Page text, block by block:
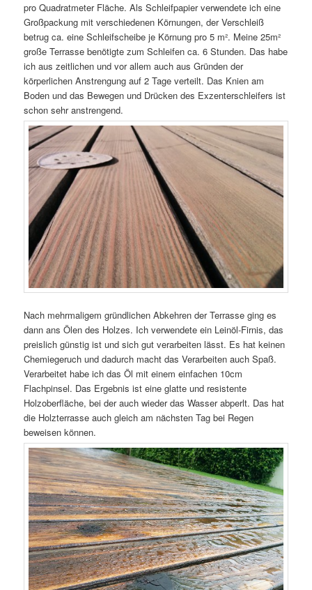
pro Quadratmeter Fläche. Als Schleifpapier verwendete ich eine
Großpackung mit verschiedenen Körnungen, der Verschleiß
betrug ca. eine Schleifscheibe je Körnung pro 5 m². Meine 25m²
große Terrasse benötigte zum Schleifen ca. 6 Stunden. Das habe
ich aus zeitlichen und vor allem auch aus Gründen der
körperlichen Anstrengung auf 2 Tage verteilt. Das Knien am
Boden und das Bewegen und Drücken des Exzenterschleifers ist
schon sehr anstrengend.
Nach mehrmaligem gründlichen Abkehren der Terrasse ging es
dann ans Ölen des Holzes. Ich verwendete ein Leinöl-Firnis, das
preislich günstig ist und sich gut verarbeiten lässt. Es hat keinen
Chemiegeruch und dadurch macht das Verarbeiten auch Spaß.
Verarbeitet habe ich das Öl mit einem einfachen 10cm
Flachpinsel. Das Ergebnis ist eine glatte und resistente
Holzoberfläche, bei der auch wieder das Wasser abperlt. Das hat
die Holzterrasse auch gleich am nächsten Tag bei Regen
beweisen können.